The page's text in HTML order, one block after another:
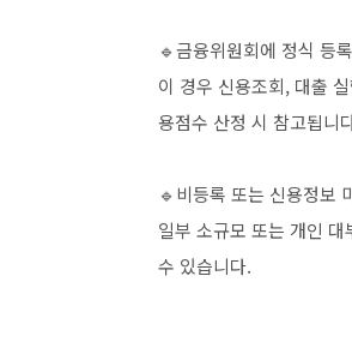
🔹금융위원회에 정식 등
이 경우 신용조회, 대출
용점수 산정 시 참고됩니
🔹비등록 또는 신용정보
일부 소규모 또는 개인
수 있습니다.